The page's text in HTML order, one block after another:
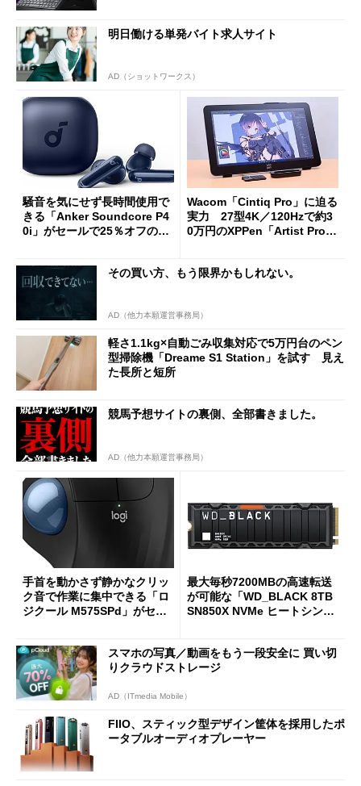
明日働ける単発バイト求人サイト
AD（ショットワークス）
騒音を気にせず長時間使用で
きる「Anker Soundcore P4
0i」がセールで25％オフの59
Wacom「Cintiq Pro」に迫る
実力 27型4K／120Hzで約3
0万円のXPPen「Artist Pro 2
その買い方、もう限界かもしれない。
AD（他力本願運営事務局）
軽さ1.1kg×自動ごみ収集対応で5万円台のペン
型掃除機「Dreame S1 Station」を試す 見え
た長所と短所
競馬予想サイトの裏側、全部書きました。
AD（他力本願運営事務局）
手首を動かさず静かなクリッ
ク音で作業に集中できる「ロ
ジクール M575SPd」がセー
最大毎秒7200MBの高速転送
が可能な「WD_BLACK 8TB
SN850X NVMe ヒートシンク
スマホの写真／動画をもう一段安全に 買い切
りクラウドストレージ
AD（ITmedia Mobile）
FIIO、スティック型デザイン筐体を採用したポ
ータブルオーディオプレーヤー